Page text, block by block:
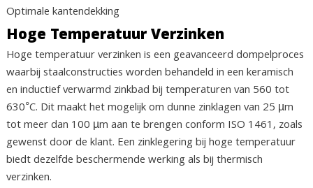
Optimale kantendekking
Hoge Temperatuur Verzinken
Hoge temperatuur verzinken is een geavanceerd dompelproces
waarbij staalconstructies worden behandeld in een keramisch
en inductief verwarmd zinkbad bij temperaturen van 560 tot
630°C. Dit maakt het mogelijk om dunne zinklagen van 25 µm
tot meer dan 100 µm aan te brengen conform ISO 1461, zoals
gewenst door de klant. Een zinklegering bij hoge temperatuur
biedt dezelfde beschermende werking als bij thermisch
verzinken.